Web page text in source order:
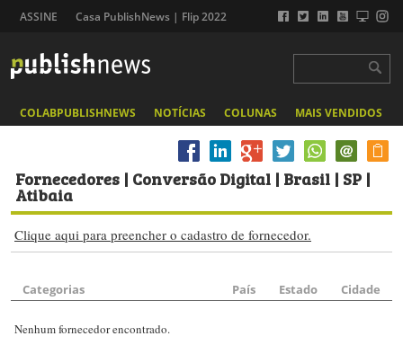
ASSINE Casa PublishNews | Flip 2022
COLABPUBLISHNEWS NOTÍCIAS COLUNAS MAIS VENDIDOS
Fornecedores | Conversão Digital | Brasil | SP |
Atibaia
Clique aqui para preencher o cadastro de fornecedor.
Categorias País Estado Cidade
Nenhum fornecedor encontrado.